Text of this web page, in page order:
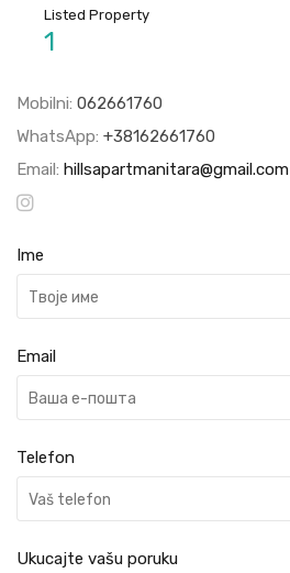
Listed Property
1
Mobilni: 062661760
WhatsApp: +38162661760
Email: hillsapartmanitara@gmail.com
Ime
Email
Telefon
Ukucajte vašu poruku